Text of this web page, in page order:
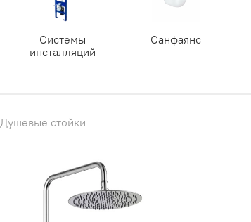
Системы
инсталляций
Санфаянс
Душевые стойки